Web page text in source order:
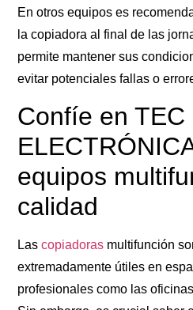
En otros equipos es
la copiadora al final de las
permite mantener sus
evitar potenciales fallas o
Confíe en TEC
equipos
calidad
Lascopiadoras multifunción
extremadamente útiles en
profesionales como las